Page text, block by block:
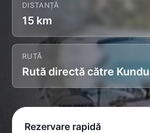
DISTANȚĂ
15 km
RUTĂ
Rută directă către Kundu
Rezervare rapidă